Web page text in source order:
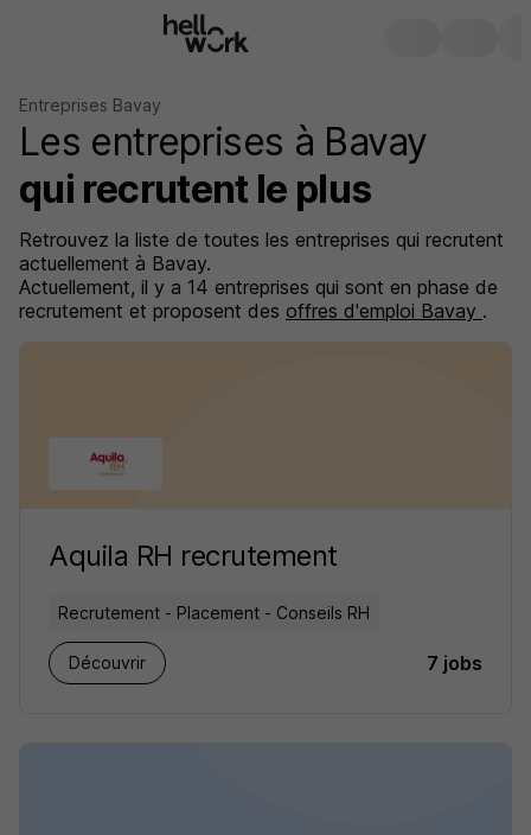
Entreprises Bavay
Les entreprises à Bavay
qui recrutent le plus
Retrouvez la liste de toutes les entreprises qui recrutent
actuellement à Bavay.
Actuellement, il y a 14 entreprises qui sont en phase de
recrutement et proposent des offres d'emploi Bavay .
Aquila RH recrutement
Recrutement - Placement - Conseils RH
Découvrir 7 jobs